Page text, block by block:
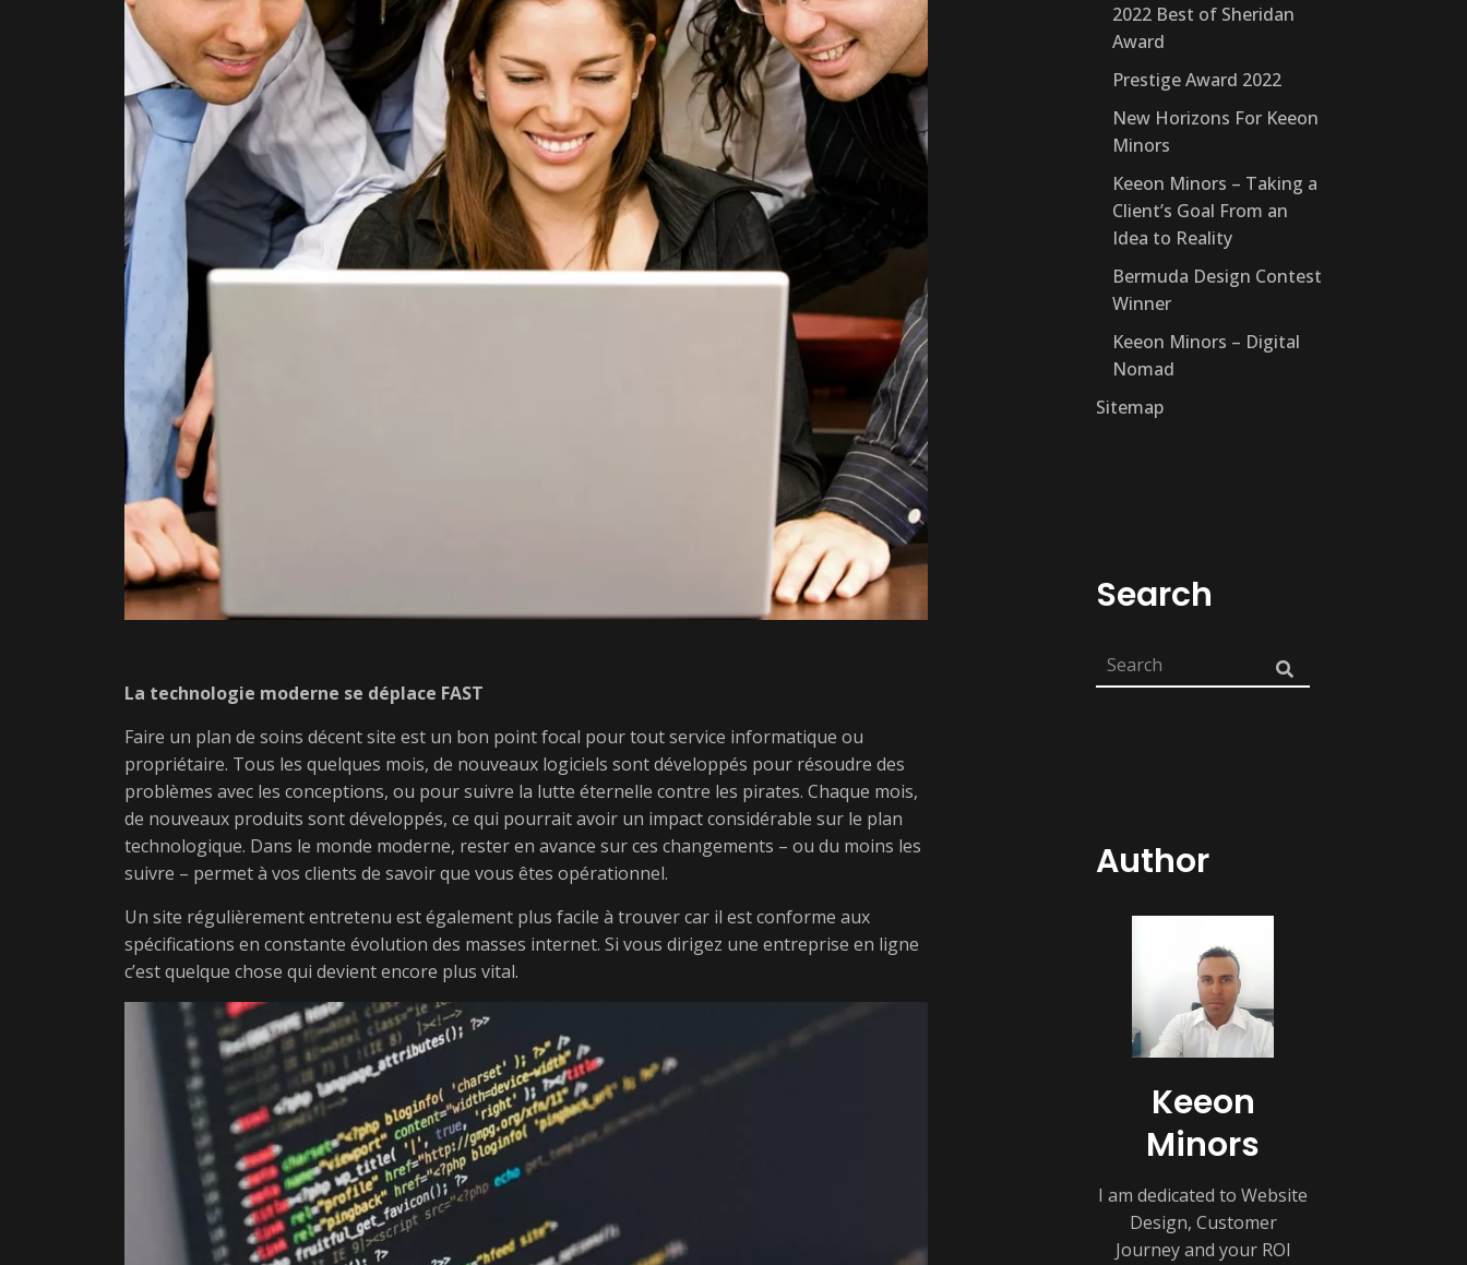
La technologie moderne se déplace FAST
Faire un plan de soins décent site est un bon point focal pour tout service informatique ou
propriétaire. Tous les quelques mois, de nouveaux logiciels sont développés pour résoudre des
problèmes avec les conceptions, ou pour suivre la lutte éternelle contre les pirates. Chaque mois,
de nouveaux produits sont développés, ce qui pourrait avoir un impact considérable sur le plan
technologique. Dans le monde moderne, rester en avance sur ces changements – ou du moins les
suivre – permet à vos clients de savoir que vous êtes opérationnel.
Un site régulièrement entretenu est également plus facile à trouver car il est conforme aux
spécifications en constante évolution des masses internet. Si vous dirigez une entreprise en ligne
c’est quelque chose qui devient encore plus vital.
2022 Best of Sheridan
Award
Prestige Award 2022
New Horizons For Keeon
Minors
Keeon Minors – Taking a
Client’s Goal From an
Idea to Reality
Bermuda Design Contest
Winner
Keeon Minors – Digital
Nomad
Sitemap
Search
Author
Keeon
Minors
I am dedicated to Website
Design, Customer
Journey and your ROI